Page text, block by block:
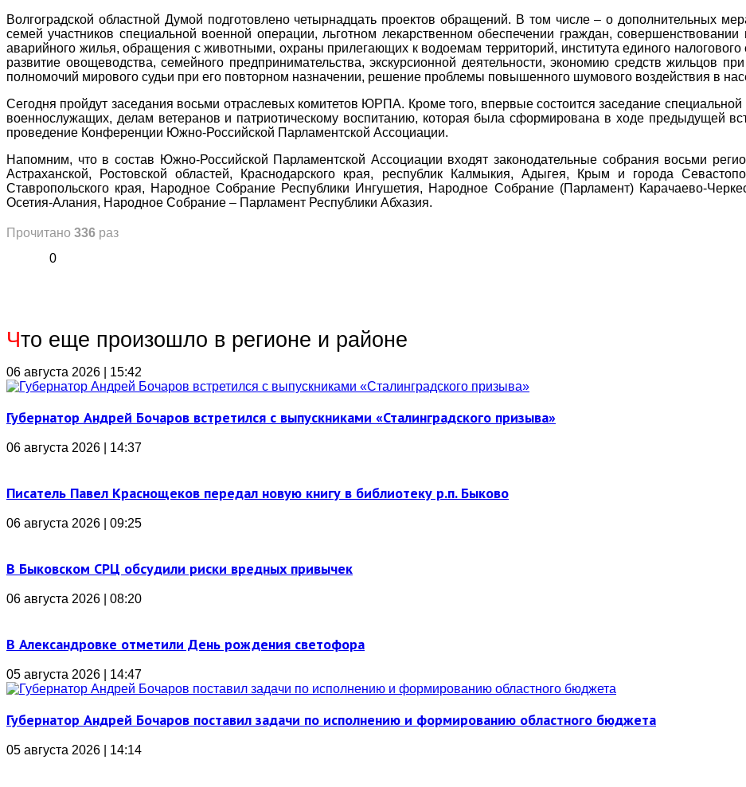
Волгоградской областной Думой подготовлено четырнадцать проектов обращений. В том числе – о дополнительных
семей участников специальной военной операции, льготном лекарственном обеспечении граждан,
аварийного жилья, обращения с животными, охраны прилегающих к водоемам территорий, института единого
развитие овощеводства, семейного предпринимательства, экскурсионной деятельности, экономию средств жильцов
полномочий мирового судьи при его повторном назначении, решение проблемы повышенного шумового воздействия в
Сегодня пройдут заседания восьми отраслевых комитетов ЮРПА. Кроме того, впервые состоится заседание
военнослужащих, делам ветеранов и патриотическому воспитанию, которая была сформирована в ходе предыдущей
проведение Конференции Южно-Российской Парламентской Ассоциации.
Напомним, что в состав Южно-Российской Парламентской Ассоциации входят законодательные собрания восьми
Астраханской, Ростовской областей, Краснодарского края, республик Калмыкия, Адыгея, Крым и города
Ставропольского края, Народное Собрание Республики Ингушетия, Народное Собрание (Парламент) Карачаево-
Осетия-Алания, Народное Собрание – Парламент Республики Абхазия.
Прочитано 336 раз
0
Что еще произошло в регионе и районе
06 августа 2026 | 15:42
Губернатор Андрей Бочаров встретился с выпускниками «Сталинградского призыва»
06 августа 2026 | 14:37
Писатель Павел Краснощеков передал новую книгу в библиотеку р.п. Быково
06 августа 2026 | 09:25
В Быковском СРЦ обсудили риски вредных привычек
06 августа 2026 | 08:20
В Александровке отметили День рождения светофора
05 августа 2026 | 14:47
Губернатор Андрей Бочаров поставил задачи по исполнению и формированию областного бюджета
05 августа 2026 | 14:14